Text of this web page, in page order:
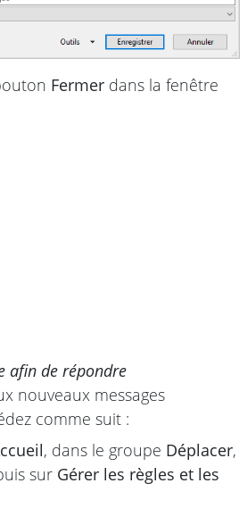
Fermer dans la fenêtre
afin de répondre
nouveaux messages
comme suit :
, dans le groupe Déplacer,
sur Gérer les règles et les